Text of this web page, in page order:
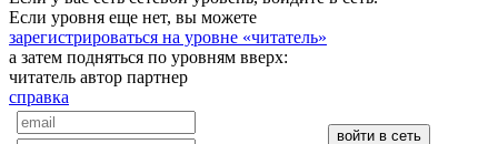
Если уровня еще нет, вы можете
зарегистрироваться на уровне «читатель»
а затем подняться по уровням вверх:
читатель автор партнер
справка